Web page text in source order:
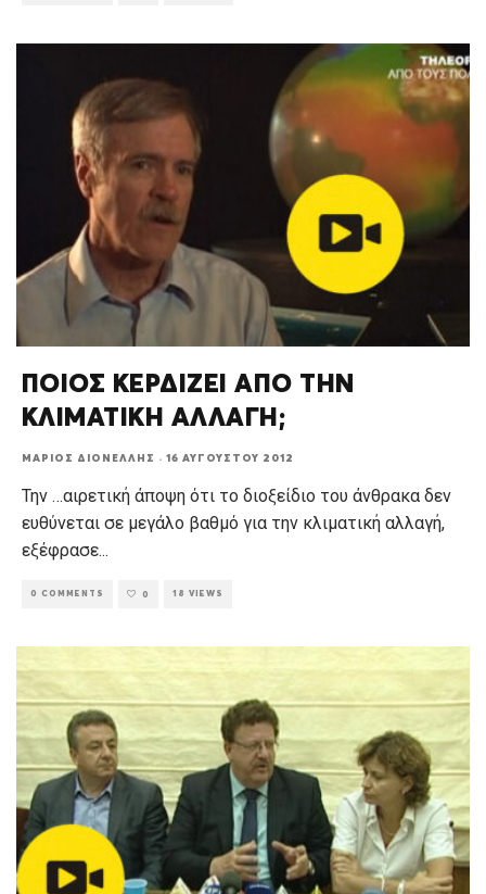
ΠΟΙΟΣ ΚΕΡΔΙΖΕΙ ΑΠΟ ΤΗΝ
ΚΛΙΜΑΤΙΚΗ ΑΛΛΑΓΗ;
ΜΆΡΙΟΣ ΔΙΟΝΈΛΛΗΣ · 16 ΑΥΓΟΎΣΤΟΥ 2012
Την …αιρετική άποψη ότι το διοξείδιο του άνθρακα δεν
ευθύνεται σε μεγάλο βαθμό για την κλιματική αλλαγή,
εξέφρασε...
0 COMMENTS 0 18 VIEWS